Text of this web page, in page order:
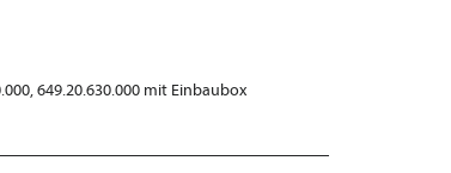
649.20.630.000 mit Einbaubox